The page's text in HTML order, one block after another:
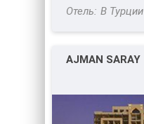
В Турции
AJMAN SARAY